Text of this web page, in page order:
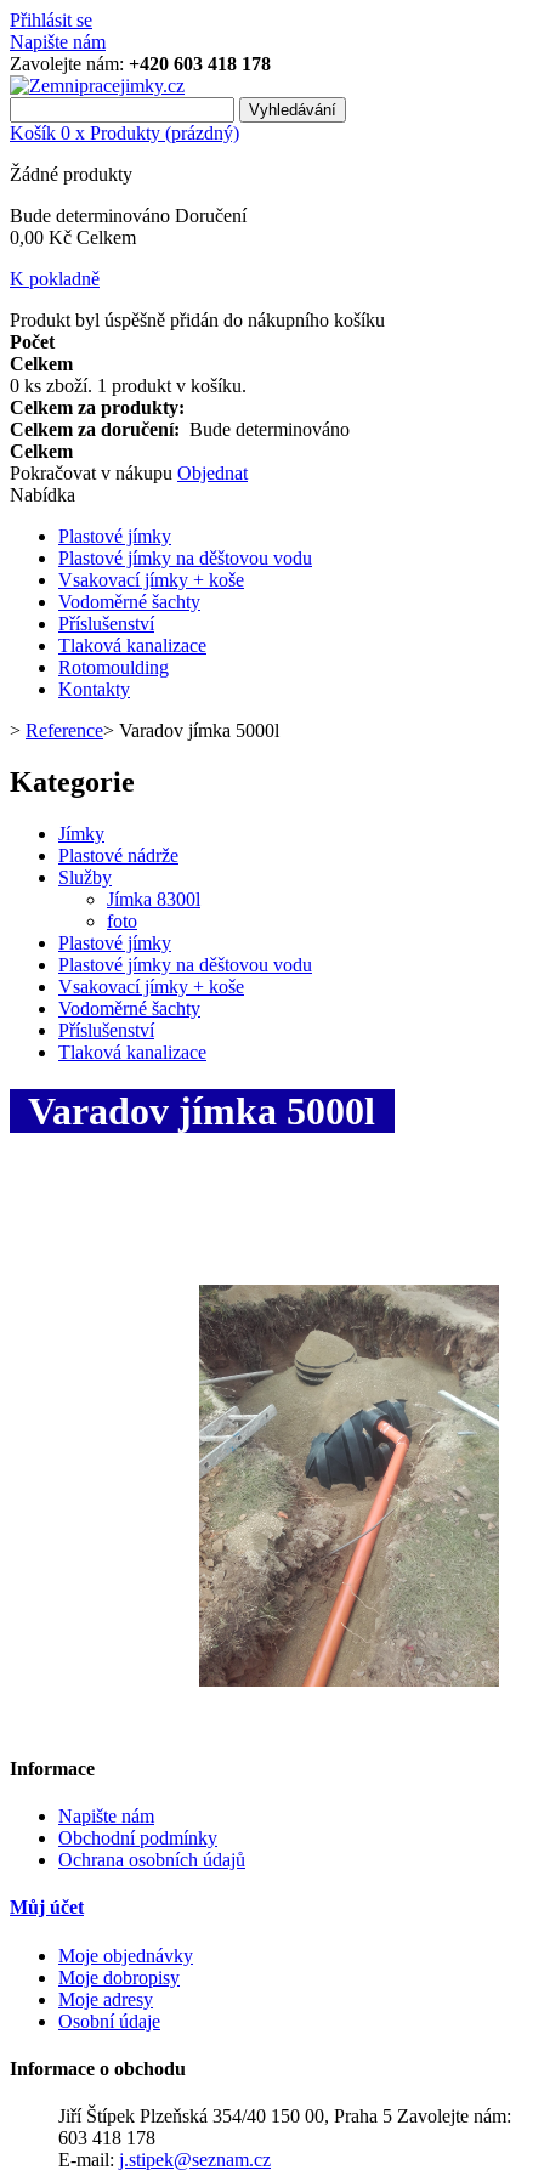
Přihlásit se
Napište nám
Zavolejte nám: +420 603 418 178
Vyhledávání
Košík 0 x Produkty (prázdný)
Žádné produkty
Bude determinováno Doručení
0,00 Kč Celkem
K pokladně
Produkt byl úspěšně přidán do nákupního košíku
Počet
Celkem
0 ks zboží. 1 produkt v košíku.
Celkem za produkty:
Celkem za doručení: Bude determinováno
Celkem
Pokračovat v nákupu Objednat
Nabídka
Plastové jímky
Plastové jímky na děštovou vodu
Vsakovací jímky + koše
Vodoměrné šachty
Příslušenství
Tlaková kanalizace
Rotomoulding
Kontakty
> Reference> Varadov jímka 5000l
Kategorie
Jímky
Plastové nádrže
Služby
Jímka 8300l
foto
Plastové jímky
Plastové jímky na děštovou vodu
Vsakovací jímky + koše
Vodoměrné šachty
Příslušenství
Tlaková kanalizace
Varadov jímka 5000l
Informace
Napište nám
Obchodní podmínky
Ochrana osobních údajů
Můj účet
Moje objednávky
Moje dobropisy
Moje adresy
Osobní údaje
Informace o obchodu
Jiří Štípek Plzeňská 354/40 150 00, Praha 5 Zavolejte nám:
603 418 178
E-mail: j.stipek@seznam.cz